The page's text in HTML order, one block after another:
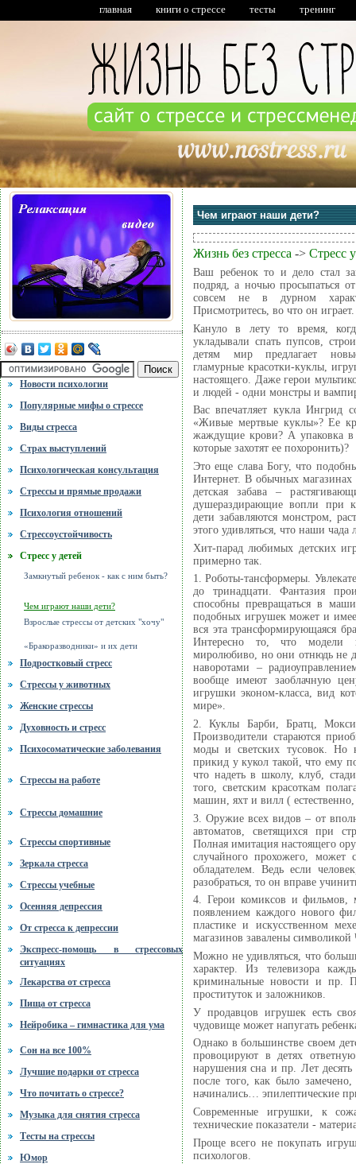
главная книги о стрессе тесты тренинг
Новости психологии
Популярные мифы о стрессе
Виды стресса
Cтрах выступлений
Психологическая консультация
Стрессы и прямые продажи
Психология отношений
Стрессоустойчивость
Стресс у детей
Замкнутый ребенок - как с ним быть?
Чем играют наши дети?
Взрослые стрессы от детских "хочу"
«Бракоразводники» и их дети
Подростковый стресс
Стрессы у животных
Женские стрессы
Духовность и стресс
Психосоматические заболевания
Стрессы на работе
Стрессы домашние
Стрессы спортивные
Зеркала стресса
Стрессы учебные
Осенняя депрессия
От стресса к депрессии
Экспресс-помощь в стрессовых
ситуациях
Лекарства от стресса
Пища от стресса
Нейробика – гимнастика для ума
Сон на все 100%
Лучшие подарки от стресса
Что почитать о стрессе?
Музыка для снятия стресса
Тесты на стрессы
Юмор
Чем играют наши дети?
Жизнь без стресса -> Стресс
Ваш ребенок то и дело стал
подряд, а ночью просыпаться
совсем не в дурном
Присмотритесь, во что он играет.
Кануло в лету то время,
укладывали спать пупсов,
детям мир предлагает
гламурные красотки-куклы,
настоящего. Даже герои
и людей - одни монстры и
Вас впечатляет кукла
«Живые мертвые куклы»? Ее
жаждущие крови? А упаковка в
которые захотят ее похоронить)?
Это еще слава Богу, что
Интернет. В обычных магазинах
детская забава –
душераздирающие вопли при
дети забавляются монстром,
этого удивляться, что наши
Хит-парад любимых детских
примерно так.
1. Роботы-тансформеры.
до тринадцати. Фантазия
способны превращаться в
подобных игрушек может и
вся эта трансформирующаяся
Интересно то, что модели
миролюбиво, но они отнюдь не
наворотами –
вообще имеют заоблачную
игрушки эконом-класса, вид
мире».
2. Куклы Барби, Братц,
Производители стараются
моды и светских тусовок. Но
прикид у кукол такой, что ему
что надеть в школу, клуб,
того, светским красоткам
машин, яхт и вилл (
3. Оружие всех видов – от
автоматов, светящихся при
Полная имитация настоящего
случайного прохожего,
обладателем. Ведь если
разобраться, то он вправе
4. Герои комиксов и фильмов,
появлением каждого нового
пластике и искусственном
магазинов завалены
Можно не удивляться, что
характер. Из телевизора
криминальные новости и пр.
проституток и заложников.
У продавцов игрушек есть
чудовище может напугать
Однако в большинстве своем
провоцируют в детях
нарушения сна и пр. Лет
после того, как было
начинались… эпилептические
Современные игрушки, к
технические показатели -
Проще всего не покупать
психологов.